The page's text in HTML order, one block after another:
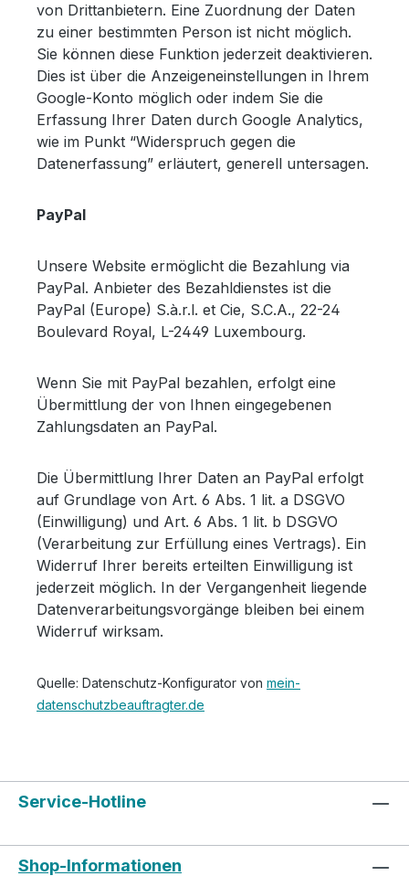
von Drittanbietern. Eine Zuordnung der Daten
zu einer bestimmten Person ist nicht möglich.
Sie können diese Funktion jederzeit deaktivieren.
Dies ist über die Anzeigeneinstellungen in Ihrem
Google-Konto möglich oder indem Sie die
Erfassung Ihrer Daten durch Google Analytics,
wie im Punkt “Widerspruch gegen die
Datenerfassung” erläutert, generell untersagen.
PayPal
Unsere Website ermöglicht die Bezahlung via
PayPal. Anbieter des Bezahldienstes ist die
PayPal (Europe) S.à.r.l. et Cie, S.C.A., 22-24
Boulevard Royal, L-2449 Luxembourg.
Wenn Sie mit PayPal bezahlen, erfolgt eine
Übermittlung der von Ihnen eingegebenen
Zahlungsdaten an PayPal.
Die Übermittlung Ihrer Daten an PayPal erfolgt
auf Grundlage von Art. 6 Abs. 1 lit. a DSGVO
(Einwilligung) und Art. 6 Abs. 1 lit. b DSGVO
(Verarbeitung zur Erfüllung eines Vertrags). Ein
Widerruf Ihrer bereits erteilten Einwilligung ist
jederzeit möglich. In der Vergangenheit liegende
Datenverarbeitungsvorgänge bleiben bei einem
Widerruf wirksam.
Quelle: Datenschutz-Konfigurator von mein-
datenschutzbeauftragter.de
Service-Hotline
Shop-Informationen